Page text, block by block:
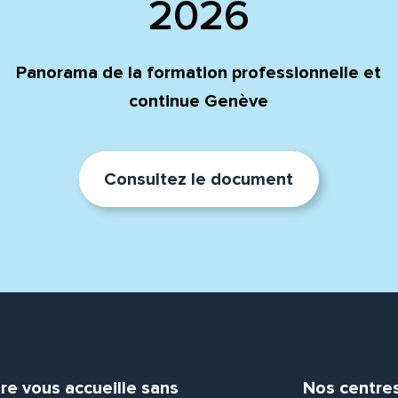
2026
Panorama de la formation professionnelle et
continue Genève
Consultez le document
vous accueille sans
Nos